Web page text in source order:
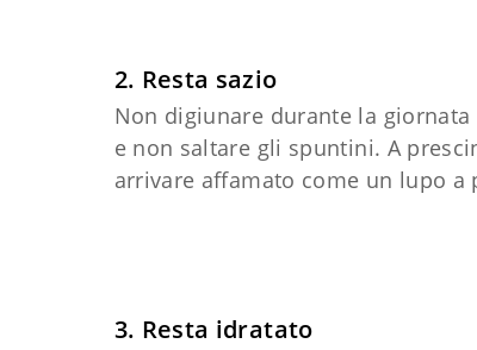
2. Resta sazio
Non digiunare durante la
e non saltare gli spuntini. A
arrivare affamato come un lupo a
3. Resta idratato